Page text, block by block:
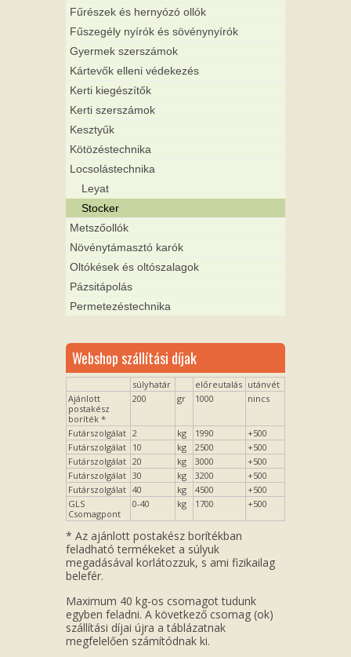
Fűrészek és hernyózó ollók
Fűszegély nyírók és sövénynyírók
Gyermek szerszámok
Kártevők elleni védekezés
Kerti kiegészítők
Kerti szerszámok
Kesztyűk
Kötözéstechnika
Locsolástechnika
Leyat
Stocker
Metszőollók
Növénytámasztó karók
Oltókések és oltószalagok
Pázsitápolás
Permetezéstechnika
Webshop szállítási díjak
súlyhatár előreutalás utánvét
Ajánlott
postakész
boríték *
200 gr 1000 nincs
Futárszolgálat 2 kg 1990
+500
Futárszolgálat 10 kg 2500
+500
Futárszolgálat 20 kg 3000
+500
Futárszolgálat 30 kg 3200
+500
Futárszolgálat 40 kg 4500
+500
GLS
Csomagpont
0-40 kg 1700 +500
* Az ajánlott postakész borítékban
feladható termékeket a súlyuk
megadásával korlátozzuk, s ami fizikailag
belefér.
Maximum 40 kg-os csomagot tudunk
egyben feladni. A következő csomag (ok)
szállítási díjai újra a táblázatnak
megfelelően számítódnak ki.